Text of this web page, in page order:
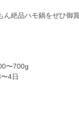
ん絶品ハモ鍋をぜひ御
〜700g
4日